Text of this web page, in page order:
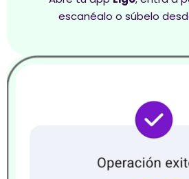
escanéalo o súbelo